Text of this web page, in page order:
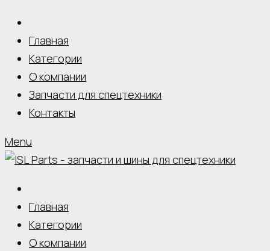
Главная
Категории
О компании
Запчасти для спецтехники
Контакты
Menu
Главная
Категории
О компании